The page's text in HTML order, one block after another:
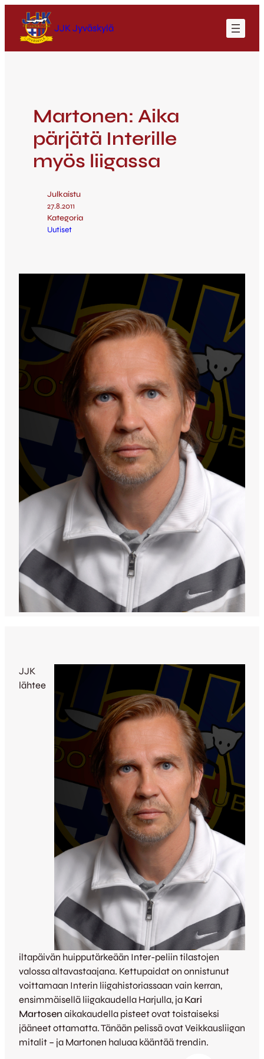
JJK Jyväskylä
Martonen: Aika
pärjätä Interille
myös liigassa
Julkaistu
27.8.2011
Kategoria
Uutiset
JJK
lähtee
iltapäivän huipputärkeään Inter-peliin tilastojen
valossa altavastaajana. Kettupaidat on onnistunut
voittamaan Interin liigahistoriassaan vain kerran,
ensimmäisellä liigakaudella Harjulla, ja Kari
Martosen aikakaudella pisteet ovat toistaiseksi
jääneet ottamatta. Tänään pelissä ovat Veikkausliigan
mitalit – ja Martonen haluaa kääntää trendin.